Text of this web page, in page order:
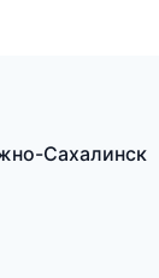
Сахалинск